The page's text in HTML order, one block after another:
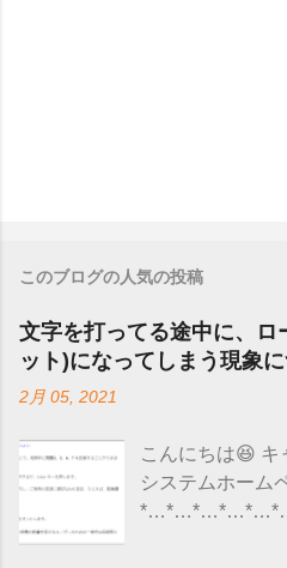
このブログの人気の投稿
文字を打ってる途中に、ロ
ット)になってしまう現象
2月 05, 2021
こんにちは😆 キ
システムホー